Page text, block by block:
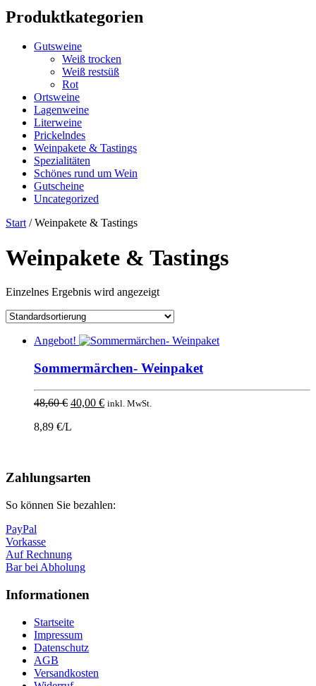
Produktkategorien
Gutsweine
Weiß trocken
Weiß restsüß
Rot
Ortsweine
Lagenweine
Literweine
Prickelndes
Weinpakete & Tastings
Spezialitäten
Schönes rund um Wein
Gutscheine
Uncategorized
Start/ Weinpakete & Tastings
Weinpakete & Tastings
Einzelnes Ergebnis wird angezeigt
Angebot!
Sommermärchen- Weinpaket
48,60€ Ursprünglicher
war:
40,00 €Aktueller
inkl. MwSt.
8,89 €/L
oben
Zahlungsarten
So können Sie bezahlen:
PayPal
Vorkasse
Auf Rechnung
Bar bei Abholung
Informationen
Startseite
Impressum
Datenschutz
AGB
Versandkosten